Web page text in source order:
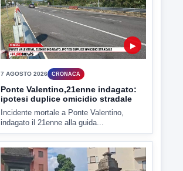
▶
ATTUALITÀ
Miasmi e Calore, l'ASL parla
attraverso il Comune
Nessuna nuova moria di pesci e nessuna
criticità igienico-sanitaria nel...